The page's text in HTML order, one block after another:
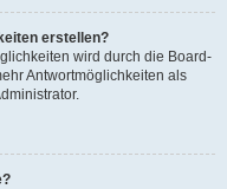
erstellen?
wird durch die Board-
Antwortmöglichkeiten als